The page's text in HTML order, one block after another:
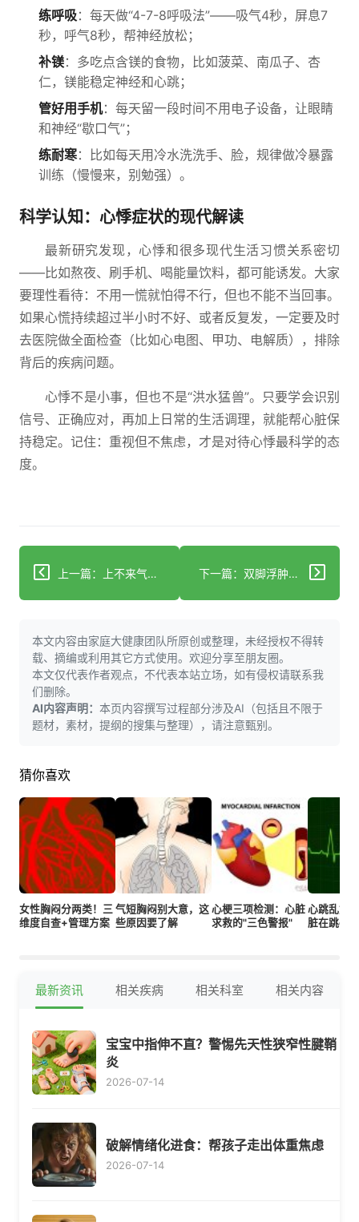
练呼吸：每天做“4-7-8呼吸法”——吸气4秒，屏息7
秒，呼气8秒，帮神经放松；
补镁：多吃点含镁的食物，比如菠菜、南瓜子、杏
仁，镁能稳定神经和心跳；
管好用手机：每天留一段时间不用电子设备，让眼睛
和神经“歇口气”；
练耐寒：比如每天用冷水洗洗手、脸，规律做冷暴露
训练（慢慢来，别勉强）。
科学认知：心悸症状的现代解读
最新研究发现，心悸和很多现代生活习惯关系密切
——比如熬夜、刷手机、喝能量饮料，都可能诱发。大家
要理性看待：不用一慌就怕得不行，但也不能不当回事。
如果心慌持续超过半小时不好、或者反复发，一定要及时
去医院做全面检查（比如心电图、甲功、电解质），排除
背后的疾病问题。
心悸不是小事，但也不是“洪水猛兽”。只要学会识别
信号、正确应对，再加上日常的生活调理，就能帮心脏保
持稳定。记住：重视但不焦虑，才是对待心悸最科学的态
度。
上一篇：上不来气总长出气？警惕冠心病预警信号 下一篇：双脚浮肿与冠心病有关？别漏了这些病因
本文内容由家庭大健康团队所原创或整理，未经授权不得转
载、摘编或利用其它方式使用。欢迎分享至朋友圈。
本文仅代表作者观点，不代表本站立场，如有侵权请联系我
们删除。
AI内容声明： 本页内容撰写过程部分涉及AI（包括且不限于
题材，素材，提纲的搜集与整理），请注意甄别。
猜你喜欢
女性胸闷分两类！三
维度自查+管理方案
气短胸闷别大意，这
些原因要了解
心梗三项检测：心脏
求救的"三色警报"
心跳乱如
脏在跳
最新资讯 相关疾病 相关科室 相关内容
宝宝中指伸不直？警惕先天性狭窄性腱鞘
炎
2026-07-14
破解情绪化进食：帮孩子走出体重焦虑
2026-07-14